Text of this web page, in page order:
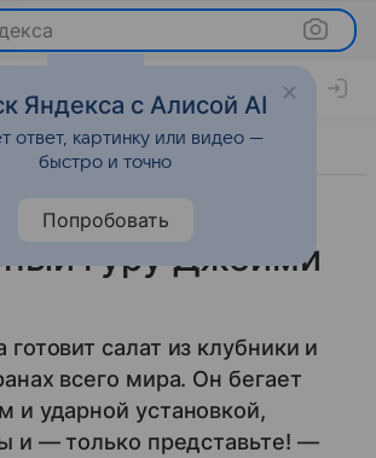
гуру Джейми
салат из клубники и
всего мира. Он бегает
и ударной установкой,
и — только представьте! —
Яндекса с Алисой AI
ответ, картинку или видео —
быстро и точно
Попробовать